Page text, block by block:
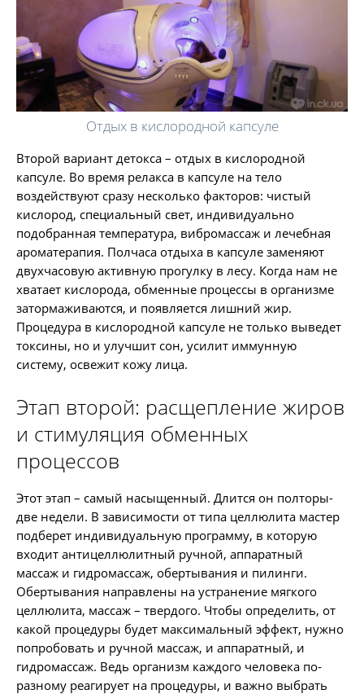
Отдых в кислородной капсуле
Второй вариант детокса – отдых в кислородной
капсуле. Во время релакса в капсуле на тело
воздействуют сразу несколько факторов: чистый
кислород, специальный свет, индивидуально
подобранная температура, вибромассаж и лечебная
ароматерапия. Полчаса отдыха в капсуле заменяют
двухчасовую активную прогулку в лесу. Когда нам не
хватает кислорода, обменные процессы в организме
затормаживаются, и появляется лишний жир.
Процедура в кислородной капсуле не только выведет
токсины, но и улучшит сон, усилит иммунную
систему, освежит кожу лица.
Этап второй: расщепление жиров
и стимуляция обменных
процессов
Этот этап – самый насыщенный. Длится он полторы-
две недели. В зависимости от типа целлюлита мастер
подберет индивидуальную программу, в которую
входит антицеллюлитный ручной, аппаратный
массаж и гидромассаж, обертывания и пилинги.
Обертывания направлены на устранение мягкого
целлюлита, массаж – твердого. Чтобы определить, от
какой процедуры будет максимальный эффект, нужно
попробовать и ручной массаж, и аппаратный, и
гидромассаж. Ведь организм каждого человека по-
разному реагирует на процедуры, и важно выбрать